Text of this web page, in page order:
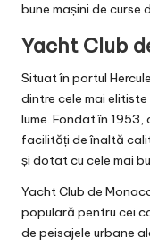
bune mașini de curse
Yacht Club
Situat în portul
dintre cele mai
lume. Fondat în
facilități de înaltă
și dotat cu cele mai
Yacht Club de
populară pentru cei
de peisajele urbane